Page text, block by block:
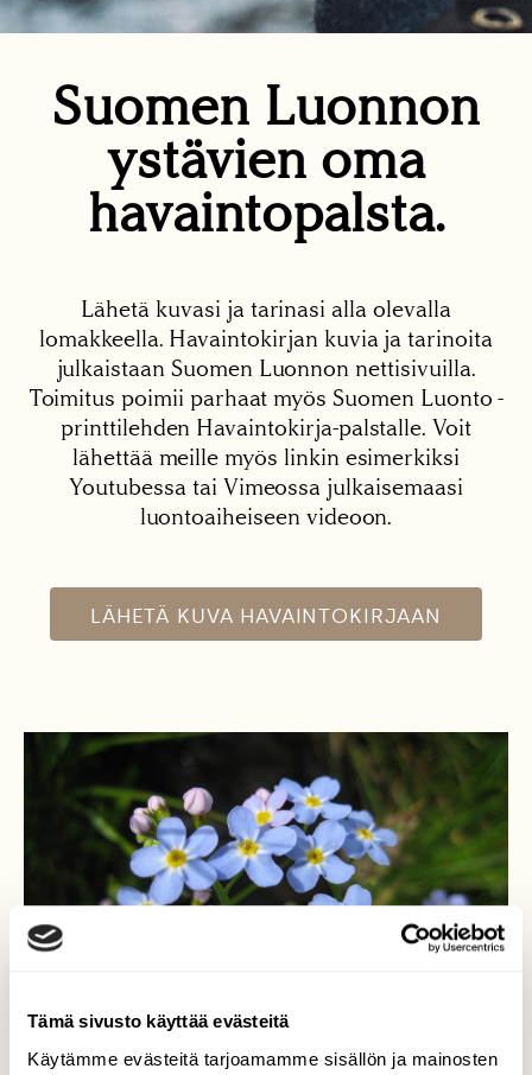
Tämä sivusto käyttää evästeitä
Käytämme evästeitä tarjoamamme sisällön ja mainosten
Suomen Luonnon
ystävien oma
havaintopalsta.
Lähetä kuvasi ja tarinasi alla olevalla
lomakkeella. Havaintokirjan kuvia ja tarinoita
julkaistaan Suomen Luonnon nettisivuilla.
Toimitus poimii parhaat myös Suomen Luonto -
printtilehden Havaintokirja-palstalle. Voit
lähettää meille myös linkin esimerkiksi
Youtubessa tai Vimeossa julkaisemaasi
luontoaiheiseen videoon.
LÄHETÄ KUVA HAVAINTOKIRJAAN